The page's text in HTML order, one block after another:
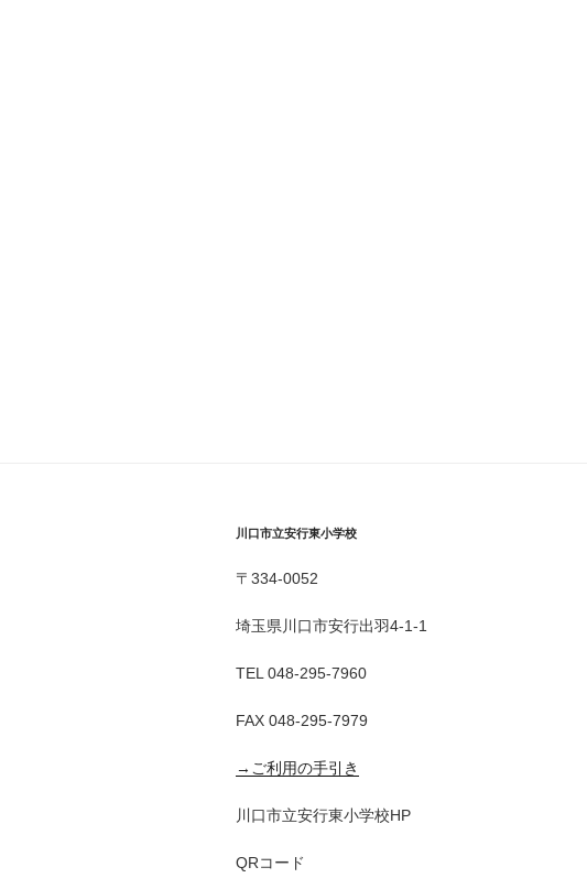
川口市立安行東小学校
〒334-0052
埼玉県川口市安行出羽4-1-1
TEL 048-295-7960
FAX 048-295-7979
→ご利用の手引き
川口市立安行東小学校HP
QRコード